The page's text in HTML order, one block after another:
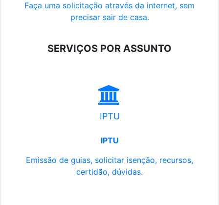
Faça uma solicitação através da internet, sem
precisar sair de casa.
SERVIÇOS POR ASSUNTO
IPTU
IPTU
Emissão de guias, solicitar isenção, recursos,
certidão, dúvidas.